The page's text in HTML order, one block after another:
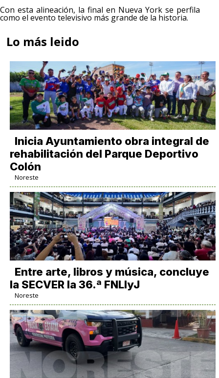
Con esta alineación, la final en Nueva York se perfila
como el evento televisivo más grande de la historia.
Lo más leido
Inicia Ayuntamiento obra integral de
rehabilitación del Parque Deportivo
Colón
Noreste
Entre arte, libros y música, concluye
la SECVER la 36.ª FNLIyJ
Noreste